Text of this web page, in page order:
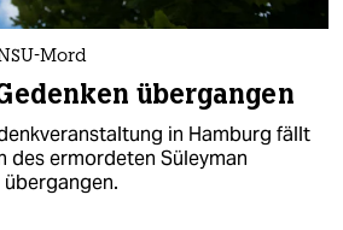
Mord
übergangen
in Hamburg fällt
des ermordeten Süleyman